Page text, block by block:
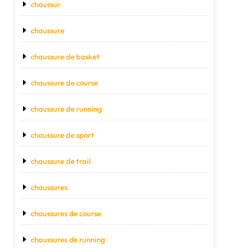
chaussur
chaussure
chaussure de basket
chaussure de course
chaussure de running
chaussure de sport
chaussure de trail
chaussures
chaussures de course
chaussures de running